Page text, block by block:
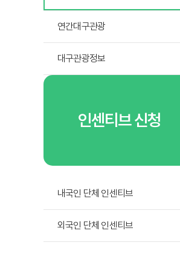
연간대구관광
대구관광정보
인센티브 신청
내국인 단체 인센티브
외국인 단체 인센티브